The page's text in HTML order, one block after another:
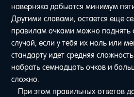
наверняка добьются минимум
Другими словами, остается еще
правилам очками можно поднять
случай, если у тебя их ноль или
стандарту идет средняя
набрать семнадцать очков и
сложно.
При этом правильных ответов